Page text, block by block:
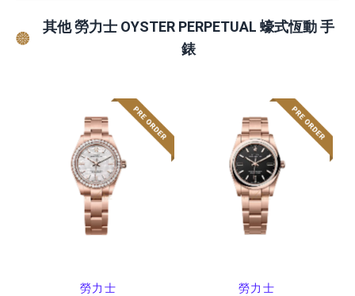
其他 勞力士 OYSTER PERPETUAL 蠔式恆動 手
錶
勞力士 勞力士